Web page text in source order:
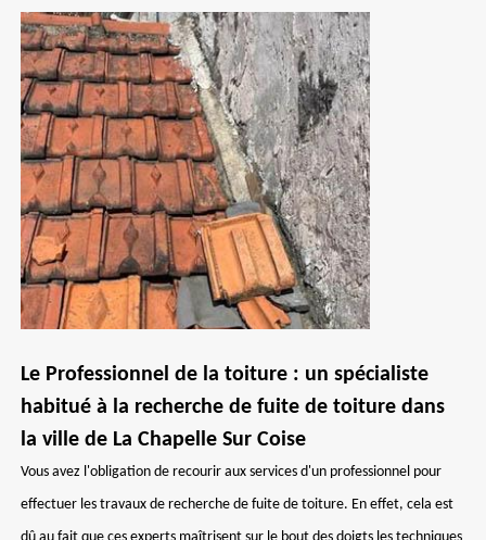
Le Professionnel de la toiture : un spécialiste
habitué à la recherche de fuite de toiture dans
la ville de La Chapelle Sur Coise
Vous avez l'obligation de recourir aux services d'un professionnel pour
effectuer les travaux de recherche de fuite de toiture. En effet, cela est